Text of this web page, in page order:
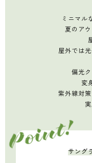
ミニマル
夏のア
屋外では
偏光
変
紫外線対
サング